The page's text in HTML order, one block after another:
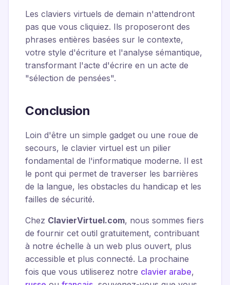
Les claviers virtuels de demain n'attendront
pas que vous cliquiez. Ils proposeront des
phrases entières basées sur le contexte,
votre style d'écriture et l'analyse sémantique,
transformant l'acte d'écrire en un acte de
"sélection de pensées".
Conclusion
Loin d'être un simple gadget ou une roue de
secours, le clavier virtuel est un pilier
fondamental de l'informatique moderne. Il est
le pont qui permet de traverser les barrières
de la langue, les obstacles du handicap et les
failles de sécurité.
Chez ClavierVirtuel.com, nous sommes fiers
de fournir cet outil gratuitement, contribuant
à notre échelle à un web plus ouvert, plus
accessible et plus connecté. La prochaine
fois que vous utiliserez notre clavier arabe,